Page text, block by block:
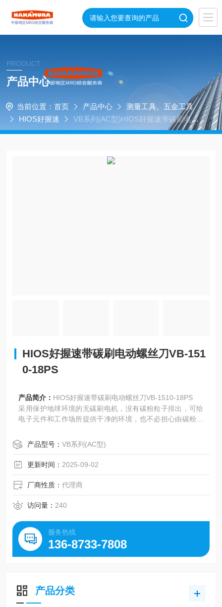
PRODUCT
产品中心
当前位置： 首页 产品中心
测量工具、五金工具
HIOS好握速
VB系列(AC型)HIOS好握速带碳刷电动
螺丝刀VB-1510-18PS
HIOS好握速带碳刷电动螺丝刀VB-151
0-18PS
产品简介： HIOS好握速带碳刷电动螺丝刀VB-1510-18PS
采用保护地球环境的无碳刷电机，没有碳粉粒子排出，可给
电子元件和工作场所提供干净的环境，也不必担心由碳粉料
拧装品质；消除了由易耗品磨耗引起的螺丝刀运作不良以及
故障，大幅度提高了耐久性
产品型号：VB系列(AC型)
更新时间： 2025-09-02
厂商性质：代理商
访问量： 240
服务热线
136-8733-7808
产品分类